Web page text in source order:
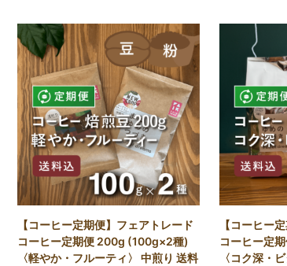
【コーヒー定期便】フェアトレード
コーヒー定期便 200g (100g×2種)
〈軽やか・フルーティ〉 中煎り 送料
【コーヒー
コーヒー定
〈コク深・